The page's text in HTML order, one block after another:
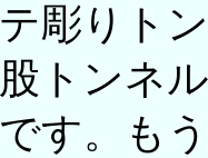
テ彫りト
股トンネ
です。も